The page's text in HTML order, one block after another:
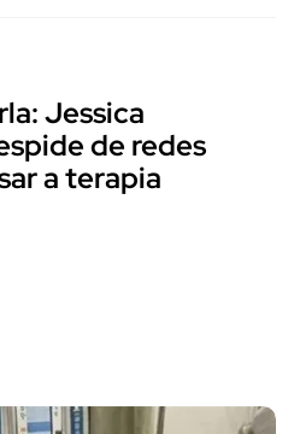
Jessica
de redes
a terapia